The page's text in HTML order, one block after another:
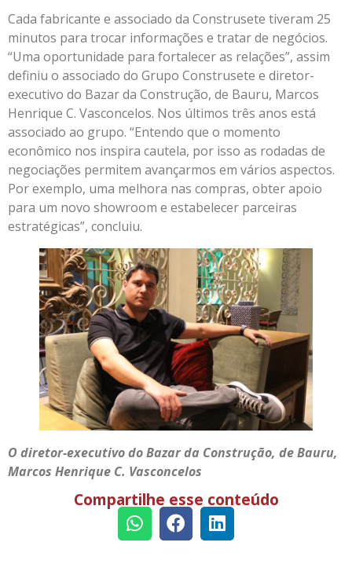
Cada fabricante e associado da Construsete tiveram 25
minutos para trocar informações e tratar de negócios.
“Uma oportunidade para fortalecer as relações”, assim
definiu o associado do Grupo Construsete e diretor-
executivo do Bazar da Construção, de Bauru, Marcos
Henrique C. Vasconcelos. Nos últimos três anos está
associado ao grupo. “Entendo que o momento
econômico nos inspira cautela, por isso as rodadas de
negociações permitem avançarmos em vários aspectos.
Por exemplo, uma melhora nas compras, obter apoio
para um novo showroom e estabelecer parceiras
estratégicas”, concluiu.
O diretor-executivo do Bazar da Construção, de Bauru,
Marcos Henrique C. Vasconcelos
Compartilhe esse conteúdo